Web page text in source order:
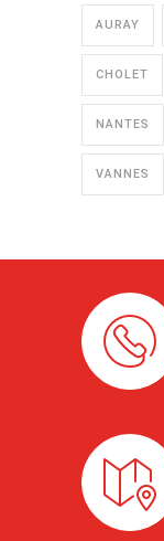
AURAY
CHOLET
NANTES
VANNES